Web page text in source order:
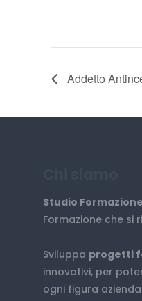
Addetto
Studio Formazione
Formazione che si
Sviluppa progetti
innovativi, per
ogni figura